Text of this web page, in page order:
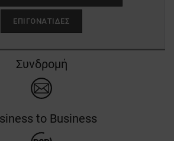
ΕΠΙΓΟΝΑΤΊΔΕΣ
Συνδρομή
to Business